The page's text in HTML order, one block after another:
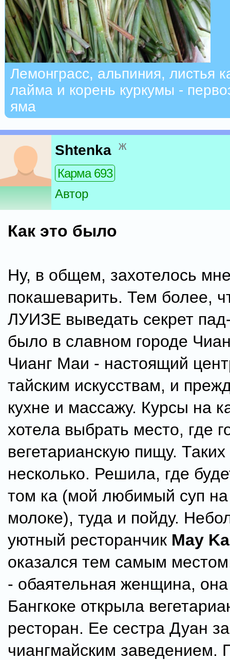
Лемонграсс, альпиния, листья
лайма и корень куркумы -
яма
Shtenka ж
Карма 693
Автор
Как это было
Ну, в общем, захотелось
покашеварить. Тем более,
ЛУИЗЕ выведать секрет
было в славном городе
Чианг Маи - настоящий
тайским искусствам, и
кухне и массажу. Курсы на
хотела выбрать место, где
вегетарианскую пищу. Таких
несколько. Решила, где
том ка (мой любимый суп на
молоке), туда и пойду.
уютный ресторанчик May
оказался тем самым
- обаятельная женщина,
Бангкоке открыла
ресторан. Ее сестра Дуан
чиангмайским заведением.